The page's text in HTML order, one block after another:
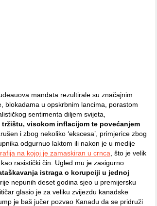
mandata rezultirale su značajnim
blokadama u opskrbnim lancima, porastom
sentimenta diljem svijeta,
visokom inflacijom te povećanjem
i zbog nekoliko ‘ekscesa’, primjerice zbog
odgurnuo laktom ili nakon je u medije
na kojoj je zamaskiran u crnca , što je velik
rasistički čin. Ugled mu je zasigurno
istraga o korupciji u jednoj
nepunih deset godina sjeo u premijersku
glasio je za veliku zvijezdu kanadske
je baš jučer pozvao Kanadu da se pridruži